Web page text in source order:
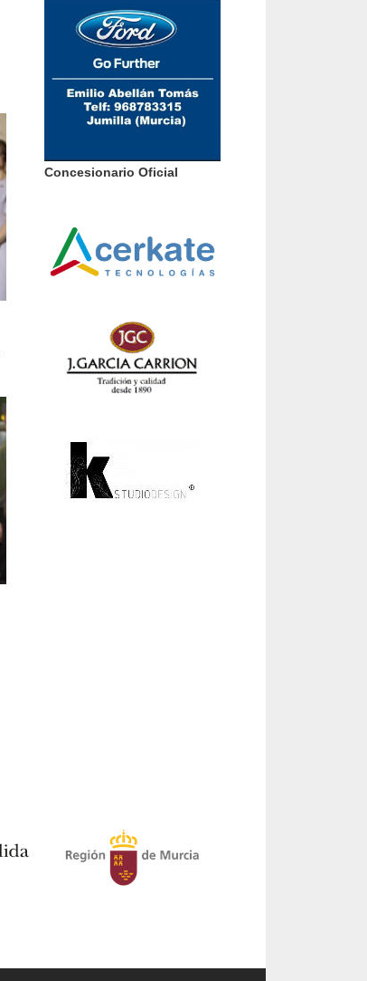
Concesionario Oficial